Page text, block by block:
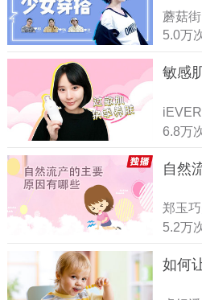
蘑菇街
5.0万
敏感
6.8万
自然
郑玉
5.2万
如何